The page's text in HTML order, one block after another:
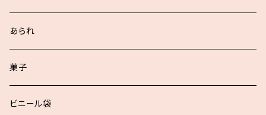
浮世あられ詰合せ
お好詰合せ
袋入詰合せ
あられ
菓子
ビニール袋